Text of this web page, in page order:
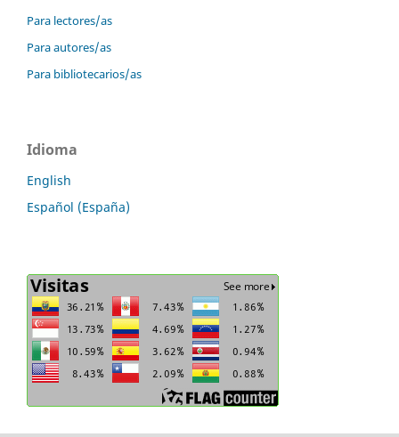
Para lectores/as
Para autores/as
Para bibliotecarios/as
Idioma
English
Español (España)